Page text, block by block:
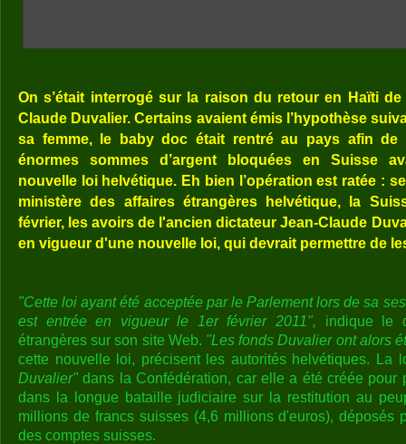
On s’était interrogé sur la raison du retour en Haïti de
Claude Duvalier. Certains avaient émis l’hypothèse
sa femme, le baby doc était rentré au pays afin de
énormes sommes d’argent bloquées en Suisse
nouvelle loi helvétique. Eh bien l’opération est ratée :
ministère des affaires étrangères helvétique, la
février, les avoirs de l'ancien dictateur Jean-Claude
en vigueur d'une nouvelle loi, qui devrait permettre de
"Cette loi ayant été acceptée par le Parlement lors de sa
est entrée en vigueur le 1er février 2011",
indique le
étrangères sur son site Web. "Les fonds Duvalier ont alors
cette nouvelle loi, précisent les autorités helvétiques. La
Duvalier" dans la Confédération, car elle a été créée pour
dans la longue bataille judiciaire sur la restitution au
millions de francs suisses (4,6 millions d'euros), déposés
des comptes suisses.